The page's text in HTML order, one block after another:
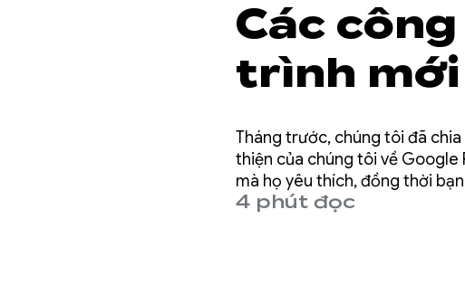
Các
trình mới
chóng
Google
Tháng trước, chúng tôi đã
thiện của chúng tôi về Google
mà họ yêu thích, đồng thời
tôi cam kết mang lại thành
4 phút đọc